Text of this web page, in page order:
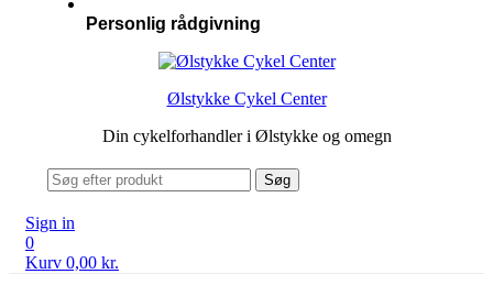
Personlig rådgivning
Ølstykke Cykel Center
Din cykelforhandler i Ølstykke og omegn
Search
for:
Søg
Sign in
0
Kurv 0,00 kr.